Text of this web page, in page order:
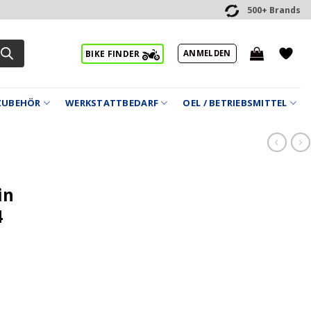
500+ Brands
BIKE FINDER ANMELDEN
WERKSTATTBEDARF OEL / BETRIEBSMITTEL